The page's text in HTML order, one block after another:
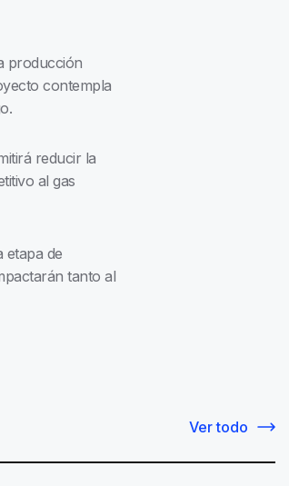
producción
contempla
reducir la
al gas
etapa de
tanto al
Ver todo